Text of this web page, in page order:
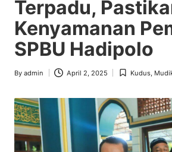
e
n
g
p
e
r
s
Terpadu,
Kenyamanan
SPBU Hadipolo
Posted
By admin April 2, 2025
Posted
Kudus